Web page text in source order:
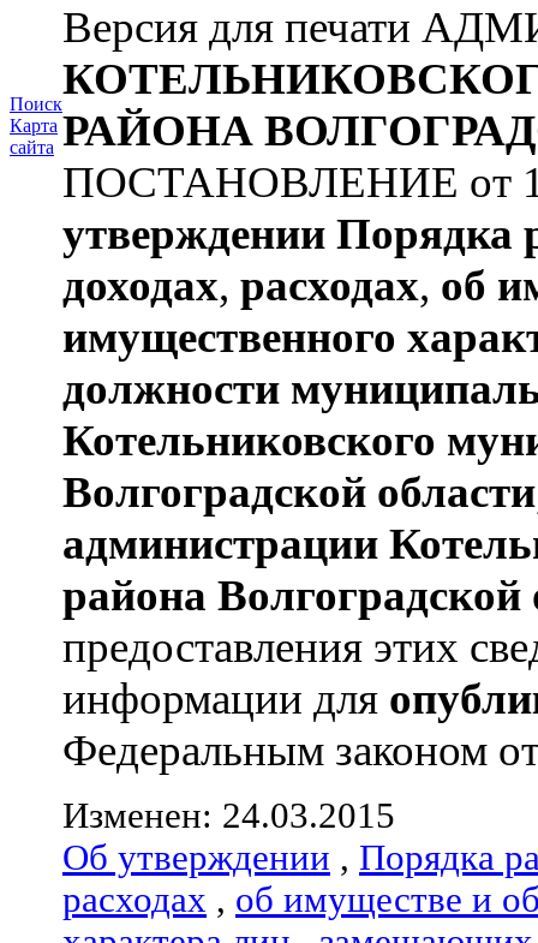
Поиск
Карта
сайта
Версия для печати
РАЙОНА
ПОСТАНОВЛЕНИЕ от
утверждении Порядка
доходах, расходах, об
имущественного
должности
Котельниковского
Волгоградской области
администрации
района Волгоградской
предоставления этих
информации для
Федеральным законом
Изменен: 24.03.2015
Об утверждении , Порядка
расходах , об имуществе и